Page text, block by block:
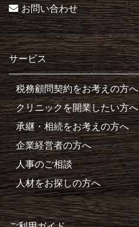
お問い合わせ
サービス
税務顧問契約をお考えの方へ
クリニックを開業したい方へ
承継・相続をお考えの方へ
企業経営者の方へ
人事のご相談
人材をお探しの方へ